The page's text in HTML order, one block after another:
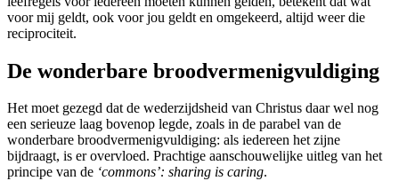
voor mij geldt, ook voor jou geldt en omgekeerd, altijd weer die
reciprociteit.
De wonderbare broodvermenigvuldiging
Het moet gezegd dat de wederzijdsheid van Christus daar wel nog
een serieuze laag bovenop legde, zoals in de parabel van de
wonderbare broodvermenigvuldiging: als iedereen het zijne
bijdraagt, is er overvloed. Prachtige aanschouwelijke uitleg van het
principe van de ‘commons’: sharing is caring.